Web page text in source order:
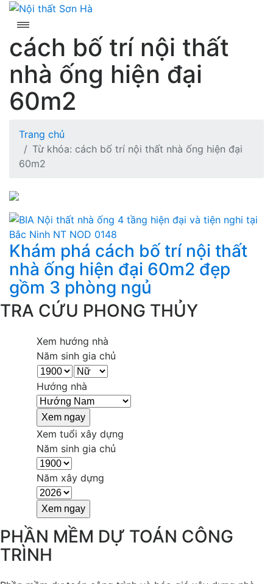
Skip
content
cách bố trí nội thất
nhà ống hiện đại
60m2
Trang chủ
Từ khóa: cách bố trí nội thất nhà ống hiện đại
60m2
Khám phá cách bố trí nội thất
nhà ống hiện đại 60m2 đẹp
gồm 3 phòng ngủ
TRA CỨU PHONG THỦY
Xem hướng nhà
Năm sinh gia chủ
Hướng nhà
Xem tuổi xây dựng
Năm sinh gia chủ
Năm xây dựng
PHẦN MỀM DỰ TOÁN CÔNG
TRÌNH